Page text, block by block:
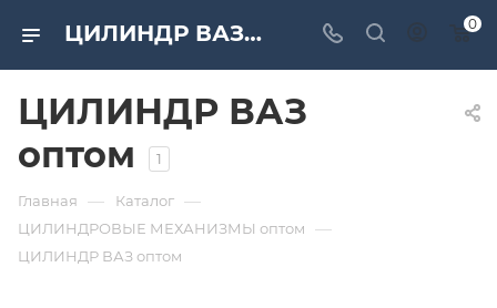
ЦИЛИНДР ВАЗ оптом по низким ценам от компании «САМИР-КИЛИТ» 0
ЦИЛИНДР ВАЗ
оптом
1
Главная — Каталог —
ЦИЛИНДРОВЫЕ МЕХАНИЗМЫ оптом —
ЦИЛИНДР ВАЗ оптом